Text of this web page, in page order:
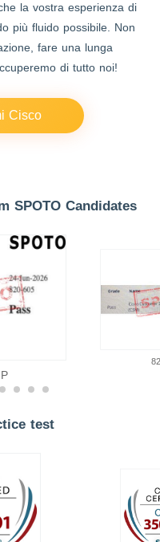
la vostra esperienza di
più fluido possibile. Non
fare una lunga
di tutto noi!
Cisco
SPOTO Candidates
test